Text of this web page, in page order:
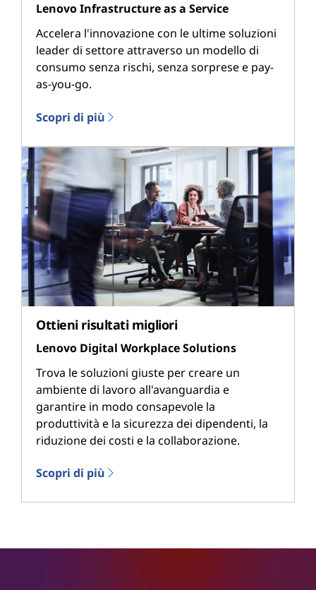
Lenovo Infrastructure as a Service
Accelera l'innovazione con le ultime soluzioni
leader di settore attraverso un modello di
consumo senza rischi, senza sorprese e pay-
as-you-go.
Scopri di più
Ottieni risultati migliori
Lenovo Digital Workplace Solutions
Trova le soluzioni giuste per creare un
ambiente di lavoro all'avanguardia e
garantire in modo consapevole la
produttività e la sicurezza dei dipendenti, la
riduzione dei costi e la collaborazione.
Scopri di più